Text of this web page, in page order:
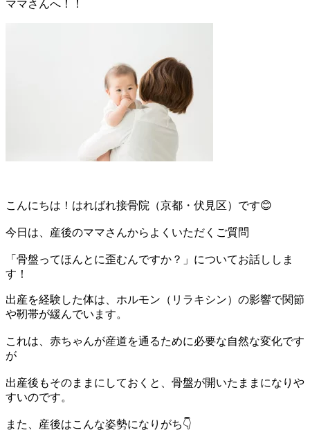
こんにちは！はればれ接骨院（京都・伏見区）です😊
今日は、産後のママさんからよくいただくご質問
「骨盤ってほんとに歪むんですか？」についてお話ししま
す！
出産を経験した体は、ホルモン（リラキシン）の影響で関節
や靭帯が緩んでいます。
これは、赤ちゃんが産道を通るために必要な自然な変化です
が
出産後もそのままにしておくと、骨盤が開いたままになりや
すいのです。
また、産後はこんな姿勢になりがち👇